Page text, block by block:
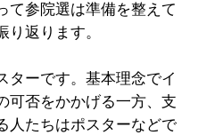
て参院選は準備を整えて
返ります。
ーです。基本理念でイ
可否をかかげる一方、支
人たちはポスターなどで